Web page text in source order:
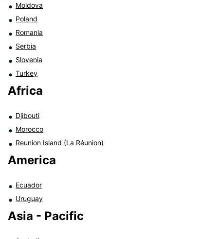
Moldova
Poland
Romania
Serbia
Slovenia
Turkey
Africa
Djibouti
Morocco
Reunion Island (La Réunion)
America
Ecuador
Uruguay
Asia - Pacific